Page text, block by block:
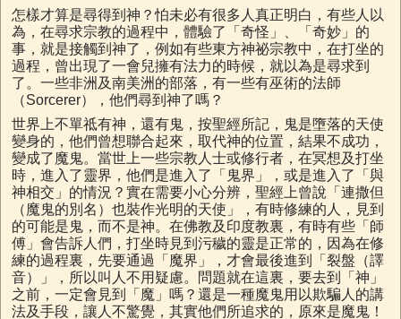
怎樣才算是尋得到神？怕未必有很多人真正明白，有些人以
為，在尋求宗教的過程中，體驗了「奇怪」、「奇妙」的
事，就是接觸到神了，例如有些東方神祕宗教中，在打坐的
過程，曾出現了一會兒擁有法力的時候，就以為是尋求到
了。一些非洲及南美洲的部落，有一些有巫術的法師
（Sorcerer），他們尋到神了嗎？
世界上不單祗有神，還有鬼，按聖經所記，鬼是墮落的天使
變身的，他們曾想聯合起來，取代神的位置，結果不成功，
變成了魔鬼。當世上一些宗教人士或修行者，在冥想及打坐
時，進入了靈界，他們是進入了「鬼界」，或是進入了「與
神相交」的情況？實在需要小心分辨，聖經上曾說「連撒但
（魔鬼的別名）也裝作光明的天使」，有時修練的人，見到
的可能是鬼，而不是神。在佛教及印度教裏，有時有些「師
傅」會告訴人們，打坐時見到污穢的靈是正常的，因為在修
練的過程裏，先要通過「魔界」，才會最後進到「裂盤（譯
音）」，所以叫人不用疑慮。問題就在這裏，要去到「神」
之前，一定會見到「魔」嗎？還是一種魔鬼用以欺騙人的講
法及手段，讓人不驚覺，其實他們所追求的，原來是魔鬼！